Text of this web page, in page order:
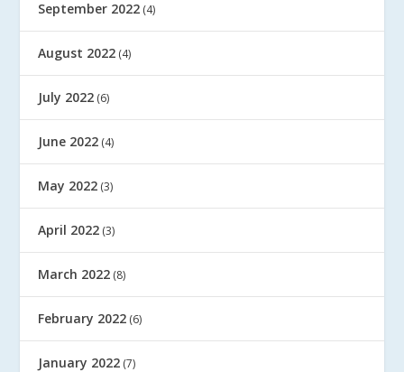
September 2022 (4)
August 2022 (4)
July 2022 (6)
June 2022 (4)
May 2022 (3)
April 2022 (3)
March 2022 (8)
February 2022 (6)
January 2022 (7)